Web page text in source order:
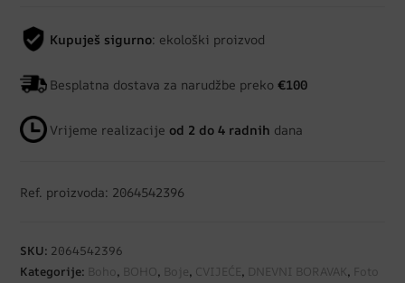
Kupuješ sigurno: ekološki proizvod
Besplatna dostava za narudžbe preko€100
Vrijeme realizacije od 2 do 4 radnih dana
Ref. proizvoda: 2064542396
SKU: 2064542396
Kategorije: Boho , BOHO, Boje, CVIJEĆE, DNEVNI BORAVAK, Foto